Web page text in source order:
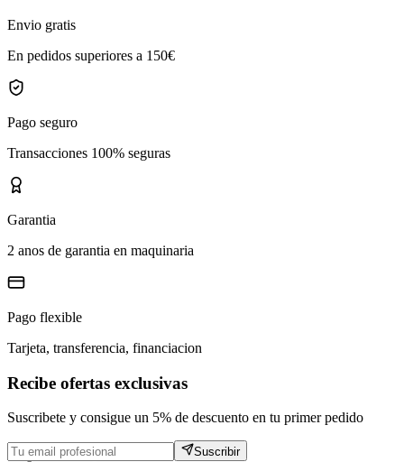
Envio gratis
En pedidos superiores a 150€
Pago seguro
Transacciones 100% seguras
Garantia
2 anos de garantia en maquinaria
Pago flexible
Tarjeta, transferencia, financiacion
Recibe ofertas exclusivas
Suscribete y consigue un 5% de descuento en tu primer pedido
Suscribir